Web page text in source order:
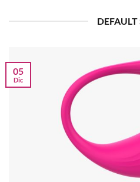
DEFAULT
05
Dic